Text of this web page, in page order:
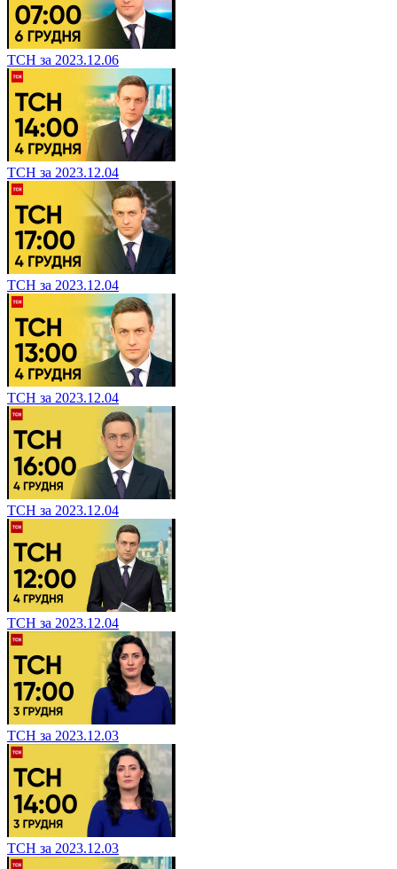
ТСН за 2023.12.06
ТСН за 2023.12.04
ТСН за 2023.12.04
ТСН за 2023.12.04
ТСН за 2023.12.04
ТСН за 2023.12.04
ТСН за 2023.12.03
ТСН за 2023.12.03